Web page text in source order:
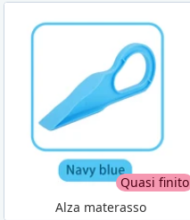
Quasi finito
Alza materasso